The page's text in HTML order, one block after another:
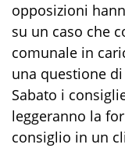
opposizioni
su un caso che
comunale in
una questione
Sabato i
leggeranno la
consiglio in un